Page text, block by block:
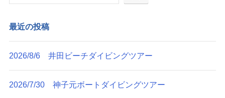
最近の投稿
2026/8/6 井田ビーチダイビングツアー
2026/7/30 神子元ボートダイビングツアー